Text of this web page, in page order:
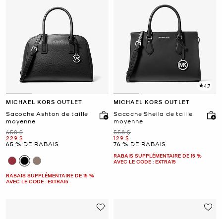
MICHAEL KORS OUTLET
Sacoche Ashton de taille
moyenne
était
658 $
maintenant
229 $
65 % DE RABAIS
RABAIS SUPPLÉMENTAIRE DE 15 %
AVEC LE CODE : EXTRA15
4.7
MICHAEL KORS OUTLET
Sacoche Sheila de taille
moyenne
était
558 $
maintenant
129 $
76 % DE RABAIS
RABAIS SUPPLÉMENTAIRE DE 15 %
AVEC LE CODE : EXTRA15